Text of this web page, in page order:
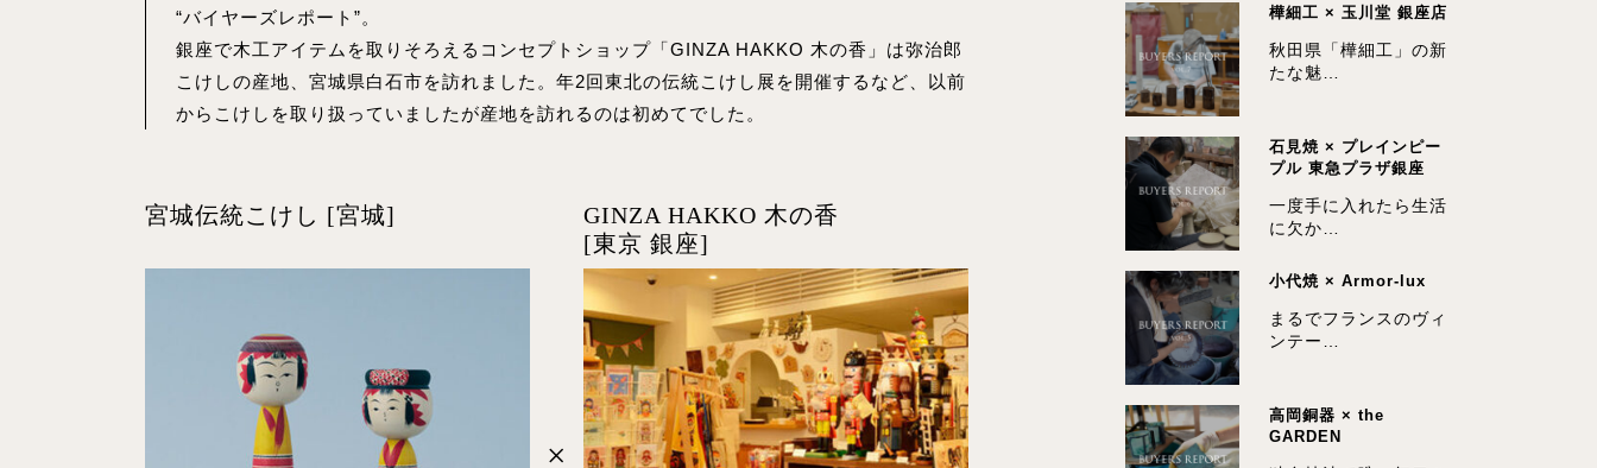
“バイヤーズレポート”。
銀座で木工アイテムを取りそろえるコンセプトショップ「GINZA HAKKO 木の香」は弥治郎
こけしの産地、宮城県白石市を訪れました。年2回東北の伝統こけし展を開催するなど、以前
からこけしを取り扱っていましたが産地を訪れるのは初めてでした。
宮城伝統こけし [宮城]
×
GINZA HAKKO 木の香
[東京 銀座]
樺細工 × 玉川堂 銀座店
秋田県「樺細工」の新
たな魅…
石見焼 × プレインピー
プル 東急プラザ銀座
一度手に入れたら生活
に欠か…
小代焼 × Armor-lux
まるでフランスのヴィ
ンテー…
高岡銅器 × the
GARDEN